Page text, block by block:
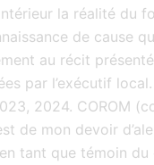
la réalité du
de cause
au récit
par l’exécutif
2024. COROM
de mon devoir
tant que témoin